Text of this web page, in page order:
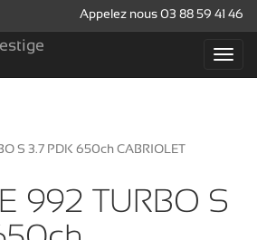
Appelez nous 03 88 59 41 46
S 3.7 PDK 650ch CABRIOLET
992 TURBO S